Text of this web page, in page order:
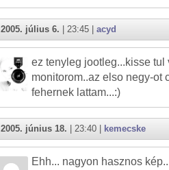
2005. július 6. | 23:45 | acyd
ez tenyleg jootleg...kisse tul
monitorom..az elso negy-ot
fehernek lattam...:)
2005. június 18. | 23:40 | kemecske
Ehh... nagyon hasznos